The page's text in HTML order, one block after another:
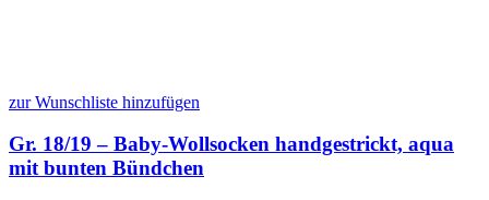
zur Wunschliste hinzufügen
Gr. 18/19 – Baby-Wollsocken handgestrickt, aqua
mit bunten Bündchen